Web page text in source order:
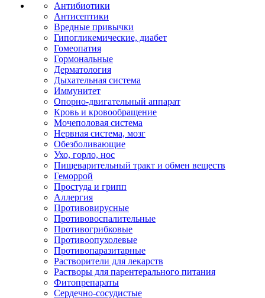
Антибиотики
Антисептики
Вредные привычки
Гипогликемические, диабет
Гомеопатия
Гормональные
Дерматология
Дыхательная система
Иммунитет
Опорно-двигательный аппарат
Кровь и кровообращение
Мочеполовая система
Нервная система, мозг
Обезболивающие
Ухо, горло, нос
Пищеварительный тракт и обмен веществ
Геморрой
Простуда и грипп
Аллергия
Противовирусные
Противовоспалительные
Противогрибковые
Противоопухолевые
Противопаразитарные
Растворители для лекарств
Растворы для парентерального питания
Фитопрепараты
Сердечно-сосудистые